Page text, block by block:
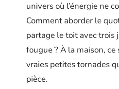
univers où l’énergie ne
Comment aborder le
partage le toit avec trois
fougue ? À la maison,
vraies petites tornades
pièce.